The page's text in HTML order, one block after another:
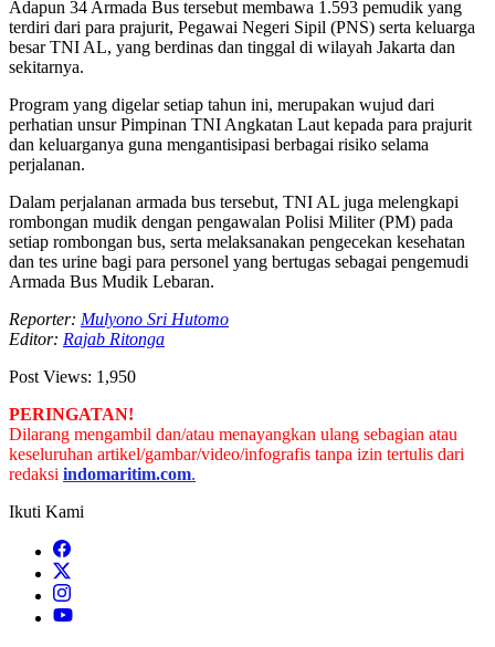
Adapun 34 Armada Bus tersebut membawa 1.593 pemudik yang
terdiri dari para prajurit, Pegawai Negeri Sipil (PNS) serta keluarga
besar TNI AL, yang berdinas dan tinggal di wilayah Jakarta dan
sekitarnya.
Program yang digelar setiap tahun ini, merupakan wujud dari
perhatian unsur Pimpinan TNI Angkatan Laut kepada para prajurit
dan keluarganya guna mengantisipasi berbagai risiko selama
perjalanan.
Dalam perjalanan armada bus tersebut, TNI AL juga melengkapi
rombongan mudik dengan pengawalan Polisi Militer (PM) pada
setiap rombongan bus, serta melaksanakan pengecekan kesehatan
dan tes urine bagi para personel yang bertugas sebagai pengemudi
Armada Bus Mudik Lebaran.
Reporter: Mulyono Sri Hutomo
Editor: Rajab Ritonga
Post Views: 1,950
PERINGATAN!
Dilarang mengambil dan/atau menayangkan ulang sebagian atau
keseluruhan artikel/gambar/video/infografis tanpa izin tertulis dari
redaksi indomaritim.com.
Ikuti Kami